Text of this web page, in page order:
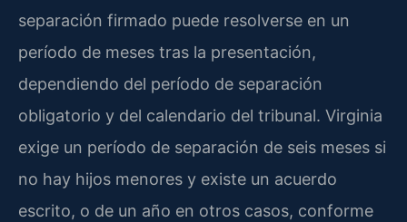
separación firmado puede resolverse en un
período de meses tras la presentación,
dependiendo del período de separación
obligatorio y del calendario del tribunal. Virginia
exige un período de separación de seis meses si
no hay hijos menores y existe un acuerdo
escrito, o de un año en otros casos, conforme